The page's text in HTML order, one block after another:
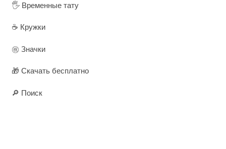
🖐️ Временные тату
☕ Кружки
㊗️ Значки
🎁 Скачать бесплатно
🔎 Поиск